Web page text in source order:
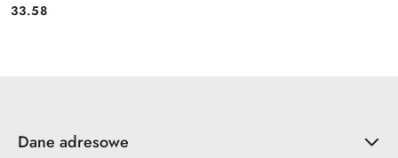
Cena:
33.58
Dane adresowe